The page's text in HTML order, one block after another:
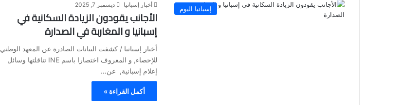
إسبانيا اليوم
أخبار إسبانيا ديسمبر 7, 2025
الأجانب يقودون الزيادة السكانية في
إسبانيا و المغاربة في الصدارة
أخبار إسبانيا / كشفت البيانات الصادرة عن المعهد الوطني
للإحصاء, و المعروف اختصارا باسم INE تناقلتها وسائل
إعلام إسبانية, عن…
أكمل القراءة »